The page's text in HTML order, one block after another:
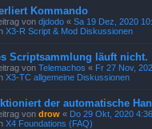
Kommando
von djdodo « Sa 19 Dez, 2020
X3-R Script & Mod Diskussionen
Scriptsammlung läuft nicht.
von Telemachos « Fr 27 Nov,
X3-TC allgemeine Diskussionen
der automatische
von drow « Do 29 Okt, 2020
X4 Foundations (FAQ)